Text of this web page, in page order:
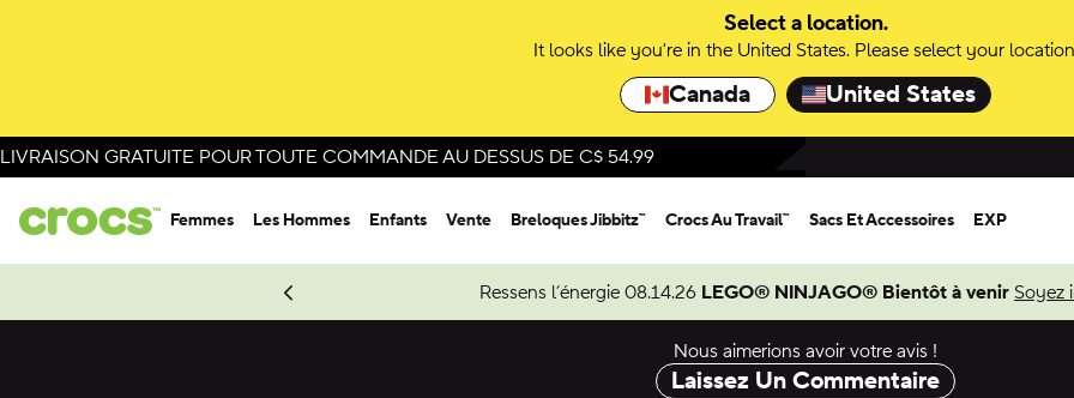
Select a location.
It looks like you're in the United States. Please select your
Canada United States
LIVRAISON GRATUITE POUR TOUTE COMMANDE AU DESSUS DE C$ 54.99
Femmes Les Hommes Enfants Vente Breloques Jibbitz™ Crocs Au Travail™ Sacs Et Accessoires EXP
Ressens l’énergie 08.14.26 LEGO® NINJAGO® Bientôt à venir Soyez
Magasinez Spider-Man
Nous aimerions avoir votre avis !
Laissez Un Commentaire